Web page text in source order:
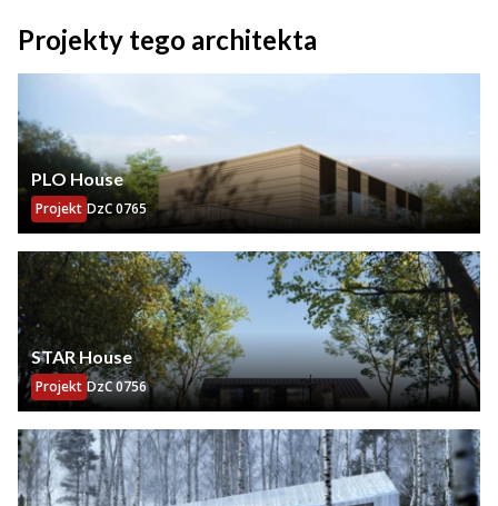
Projekty tego architekta
PLO House
Projekt DzC 0765
STAR House
Projekt DzC 0756